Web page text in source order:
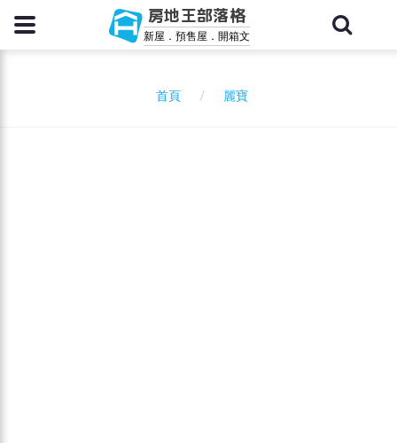
房地王部落格
新屋．預售屋．開箱文
首頁 麗寶